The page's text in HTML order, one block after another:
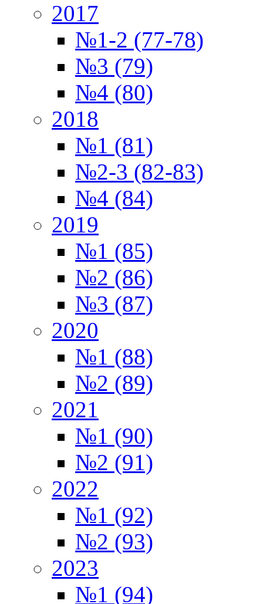
2017
№1-2 (77-78)
№3 (79)
№4 (80)
2018
№1 (81)
№2-3 (82-83)
№4 (84)
2019
№1 (85)
№2 (86)
№3 (87)
2020
№1 (88)
№2 (89)
2021
№1 (90)
№2 (91)
2022
№1 (92)
№2 (93)
2023
№1 (94)